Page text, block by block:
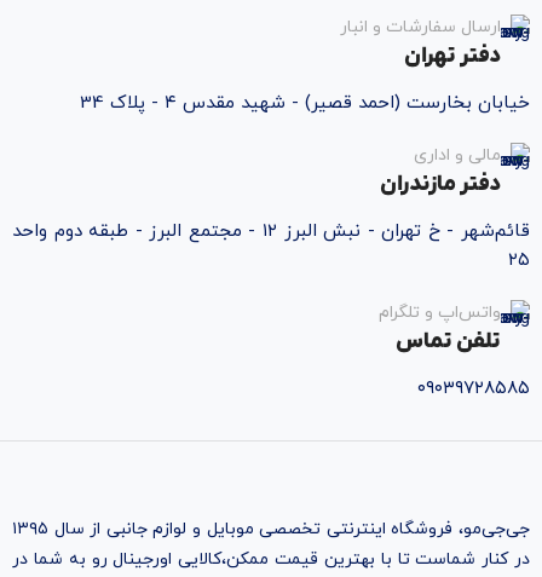
ارسال سفارشات و انبار
دفتر تهران
خیابان بخارست (احمد قصیر) - شهید مقدس ۴ - پلاک 34
مالی و اداری
دفتر مازندران
قائم‌شهر - خ تهران - نبش البرز ۱۲ - مجتمع البرز - طبقه دوم واحد
۲۵
واتس‌اپ و تلگرام
تلفن تماس
۰۹۰۳۹۷۲۸۵۸۵
جی‌جی‌مو، فروشگاه اینترنتی تخصصی موبایل و لوازم جانبی از سال ۱۳۹۵
در کنار شماست تا با بهترین قیمت ممکن،‌کالایی اورجینال رو به شما در